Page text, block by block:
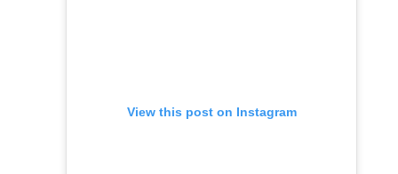
View this post on Instagram